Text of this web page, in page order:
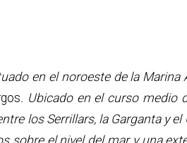
en el noroeste de la
. Ubicado en el curso medio
los Serrillars, la Garganta y
sobre el nivel del mar y una